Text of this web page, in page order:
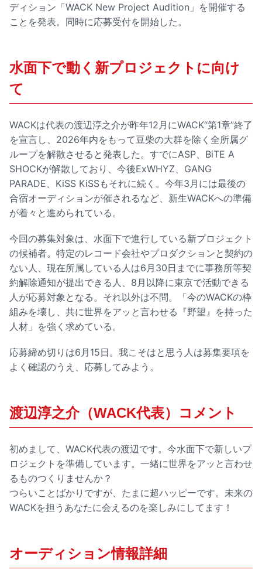
ディション「WACK New Project Audition」を開催する
ことを発表。同時に応募受付を開始した。
水面下で動く新プロジェクトに向け
て
WACKは代表の渡辺淳之介が昨年12月にWACK“第1章”終了
を宣言し、2026年内をもって豆柴の大群を除く全所属グ
ループを解散させると発表した。すでにASP、BiTE A
SHOCKが解散しており、今後ExWHYZ、GANG
PARADE、KiSS KiSSもそれに続く。今年3月には最後の
合宿オーディションが催されるなど、新生WACKへの準備
が着々と進められている。
今回の募集対象は、水面下で進行している新プロジェクト
の候補者。特定のレコード会社やプロダクションと契約の
ない人、現在所属している人は6月30日までに事務所等契
約解除通知が提出できる人、8月以降に東京で活動できる
人が応募対象となる。それ以外は不問。「今のWACKの枠
組みを壊し、共に世界をアッと言わせる『野望』を持った
人材」を強く求めている。
応募締め切りは6月15日。我こそはと思う人は募集要項を
よく確認のうえ、応募してみよう。
渡辺淳之介（WACK代表）コメント
初めまして、WACK代表の渡辺です。今水面下で新しいプ
ロジェクトを準備しています。一緒に世界をアッと言わせ
るものつくりませんか？
つらいことばかりですが、たまに超ハッピーです。未来の
WACKを担うあなたに会えるのを楽しみにしてます！
オーディション情報詳細